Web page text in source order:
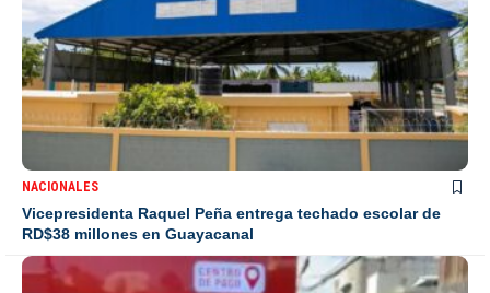
NACIONALES
Vicepresidenta Raquel Peña entrega techado escolar de
RD$38 millones en Guayacanal